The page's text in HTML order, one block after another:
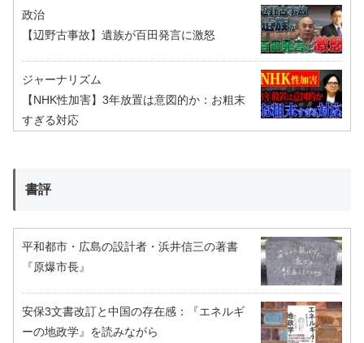
政治
【辺野古事故】遺族が百田発言に激怒
ジャーナリズム
【NHK性加害】3年放置は意図的か：お粗末
すぎる対応
書評
平和都市・広島の設計者・浜井信三の著書
『原爆市長』
安保3文書改訂と中国の存在感：『エネルギ
ーの地政学』を読みながら